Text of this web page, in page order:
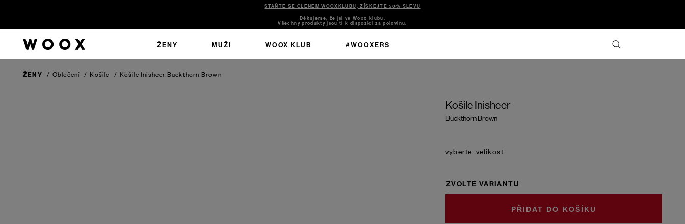
STAŇTE SE ČLENEM WOOXKLUBU, ZÍSKEJTE 50% SLEVU
Děkujeme, že jsi ve Woox klubu.
Všechny produkty jsou ti k dispozici za polovinu.
ŽENY MUŽI WOOX KLUB #WOOXERS
ŽENY / Oblečení / Košile / Košile Inisheer Buckthorn Brown
Košile Inisheer
Buckthorn Brown
velikost
ZVOLTE VARIANTU
DO KOŠÍKU